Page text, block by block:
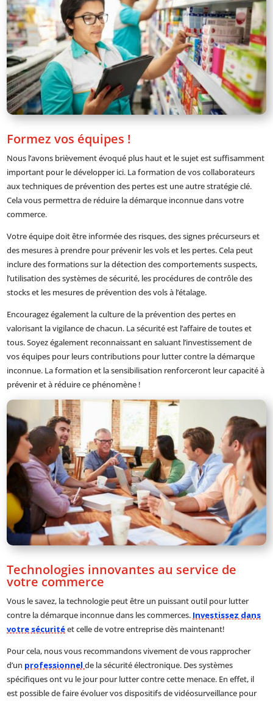
Formez vos équipes !
Nous l’avons brièvement évoqué plus haut et le sujet est suffisamment
important pour le développer ici. La formation de vos collaborateurs
aux techniques de prévention des pertes est une autre stratégie clé.
Cela vous permettra de réduire la démarque inconnue dans votre
commerce.
Votre équipe doit être informée des risques, des signes précurseurs et
des mesures à prendre pour prévenir les vols et les pertes. Cela peut
inclure des formations sur la détection des comportements suspects,
l’utilisation des systèmes de sécurité, les procédures de contrôle des
stocks et les mesures de prévention des vols à l’étalage.
Encouragez également la culture de la prévention des pertes en
valorisant la vigilance de chacun. La sécurité est l’affaire de toutes et
tous. Soyez également reconnaissant en saluant l’investissement de
vos équipes pour leurs contributions pour lutter contre la démarque
inconnue. La formation et la sensibilisation renforceront leur capacité à
prévenir et à réduire ce phénomène !
Technologies innovantes au service de
votre commerce
Vous le savez, la technologie peut être un puissant outil pour lutter
contre la démarque inconnue dans les commerces. Investissez dans
votre sécuritéet celle de votre entreprise dès maintenant!
Pour cela, nous vous recommandons vivement de vous rapprocher
d’un professionnelde la sécurité électronique. Des systèmes
spécifiques ont vu le jour pour lutter contre cette menace. En effet, il
est possible de faire évoluer vos dispositifs de vidéosurveillance pour